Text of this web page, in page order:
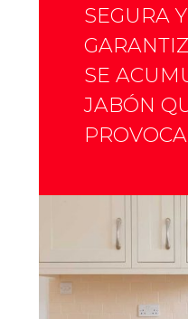
SEGURA Y
SE
JABÓN